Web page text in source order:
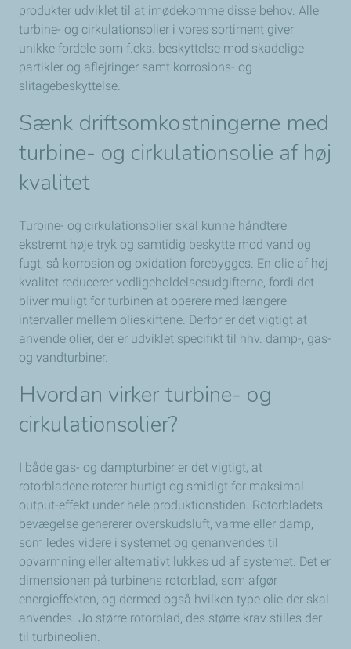
produkter udviklet til at imødekomme disse behov. Alle
turbine- og cirkulationsolier i vores sortiment giver
unikke fordele som f.eks. beskyttelse mod skadelige
partikler og aflejringer samt korrosions- og
slitagebeskyttelse.
Sænk driftsomkostningerne med
turbine- og cirkulationsolie af høj
kvalitet
Turbine- og cirkulationsolier skal kunne håndtere
ekstremt høje tryk og samtidig beskytte mod vand og
fugt, så korrosion og oxidation forebygges. En olie af høj
kvalitet reducerer vedligeholdelsesudgifterne, fordi det
bliver muligt for turbinen at operere med længere
intervaller mellem olieskiftene. Derfor er det vigtigt at
anvende olier, der er udviklet specifikt til hhv. damp-, gas-
og vandturbiner.
Hvordan virker turbine- og
cirkulationsolier?
I både gas- og dampturbiner er det vigtigt, at
rotorbladene roterer hurtigt og smidigt for maksimal
output-effekt under hele produktionstiden. Rotorbladets
bevægelse genererer overskudsluft, varme eller damp,
som ledes videre i systemet og genanvendes til
opvarmning eller alternativt lukkes ud af systemet. Det er
dimensionen på turbinens rotorblad, som afgør
energieffekten, og dermed også hvilken type olie der skal
anvendes. Jo større rotorblad, des større krav stilles der
til turbineolien.